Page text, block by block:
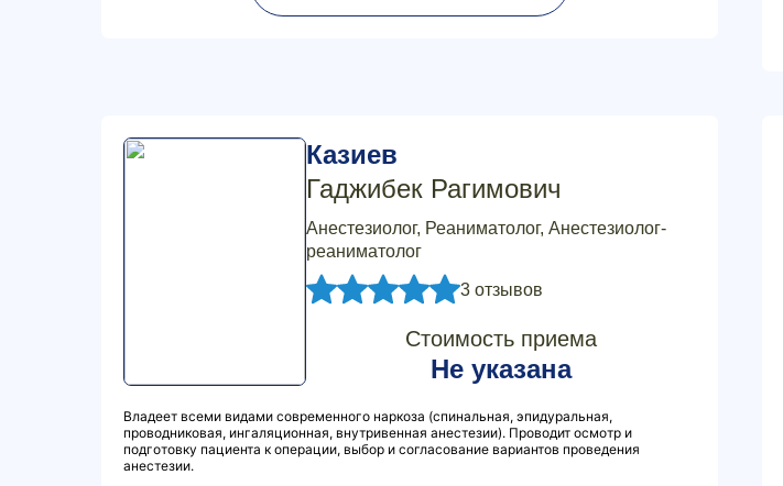
Казиев
Гаджибек Рагимович
Анестезиолог, Реаниматолог, Анестезиолог-
реаниматолог
3 отзывов
Стоимость приема
Не указана
Владеет всеми видами современного наркоза (спинальная, эпидуральная,
проводниковая, ингаляционная, внутривенная анестезии). Проводит осмотр и
подготовку пациента к операции, выбор и согласование вариантов проведения
анестезии.